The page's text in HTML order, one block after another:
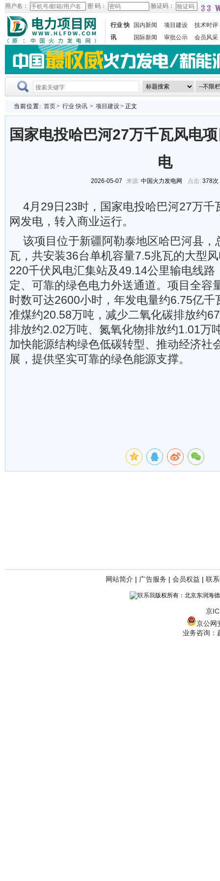
用户名： 密 码： 验证码：
行业 快
讯
国内新闻 项目建设
技术时评
国际新闻
审批公示 会员风采
当前位置: 首页> 行业 快讯 > 项目建设> 正文
国家电投哈巴河27万千瓦风电
电
2026-05-07 来源: 中国火力发电网 点击: 378次
4月29日23时，国家电投哈巴河27万千
网发电，转入商业运行。
该项目位于新疆阿勒泰地区哈巴河县，
瓦，共安装36台单机容量7.5兆瓦的大型
220千伏风电汇集站及49.14公里输电线路
定、可靠的绿色电力外送通道。项目全容
时数可达2600小时，年发电量约6.75亿千
准煤约20.58万吨，减少二氧化碳排放约
排放约2.02万吨、氮氧化物排放约1.01万
加快能源结构绿色低碳转型、推动经济社
展，提供坚实可靠的绿色能源支撑。
网站简介 | 广告服务 | 会员权益 | 联
版权所有：北京东润海
京
京公网
业务咨询：